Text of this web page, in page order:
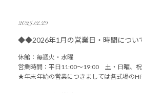
2025.12.29
◆◆2026年1月の営業日・時間につ
休館：毎週火・水曜
営業時間：平日11:00～19:00 土・日曜、
★年末年始の営業につきましては各式場の